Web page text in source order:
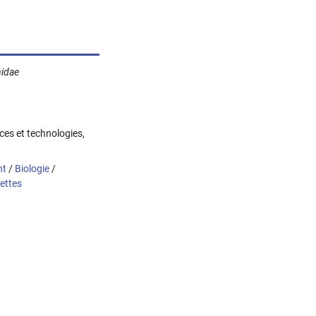
et technologies,
/ Biologie/